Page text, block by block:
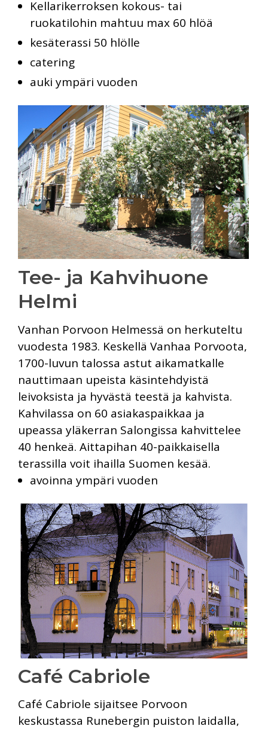
Kellarikerroksen kokous- tai
ruokatilohin mahtuu max 60 hlöä
kesäterassi 50 hlölle
catering
auki ympäri vuoden
Tee- ja Kahvihuone
Helmi
Vanhan Porvoon Helmessä on herkuteltu
vuodesta 1983. Keskellä Vanhaa Porvoota,
1700-luvun talossa astut aikamatkalle
nauttimaan upeista käsintehdyistä
leivoksista ja hyvästä teestä ja kahvista.
Kahvilassa on 60 asiakaspaikkaa ja
upeassa yläkerran Salongissa kahvittelee
40 henkeä. Aittapihan 40-paikkaisella
terassilla voit ihailla Suomen kesää.
avoinna ympäri vuoden
Café Cabriole
Café Cabriole sijaitsee Porvoon
keskustassa Runebergin puiston laidalla,